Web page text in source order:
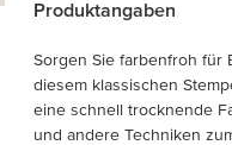
Produktangaben
Sorgen Sie farbenfroh für
diesem klassischen
eine schnell trocknende
und andere Techniken